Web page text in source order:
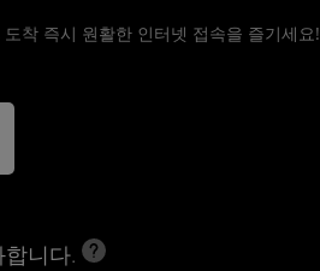
착 즉시 원활한 인터넷 접속을 즐기세요!
니다.